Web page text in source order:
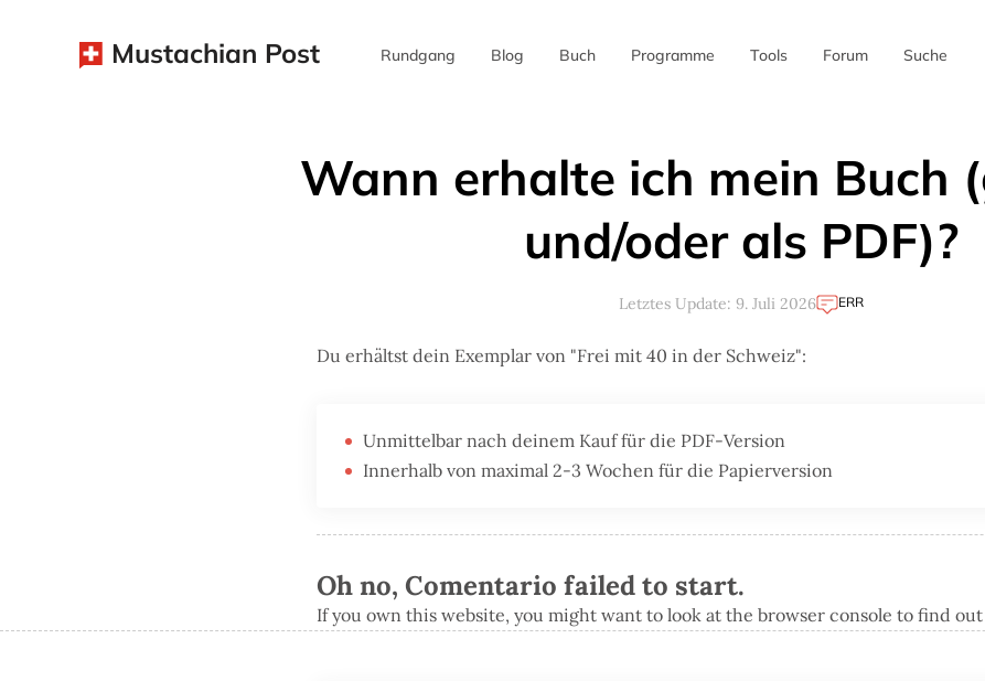
Mustachian Post Rundgang Blog Buch Programme Tools Forum Suche
Wann erhalte ich mein Buch
und/oder als PDF)?
Letztes Update: 9. Juli 2026 ERR
Du erhältst dein Exemplar von "Frei mit 40 in der Schweiz":
Unmittelbar nach deinem Kauf für die PDF-Version
Innerhalb von maximal 2-3 Wochen für die Papierversion
Oh no, Comentario failed to start.
If you own this website, you might want to look at the browser console to find out